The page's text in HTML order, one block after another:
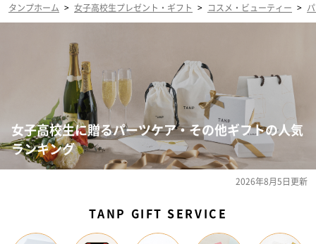
タンプホーム > 女子高校生プレゼント・ギフト > コスメ・ビューティー >
女子高校生に贈るパーツケア・その他ギフトの人気
ランキング
2026年8月5日更新
TANP GIFT SERVICE